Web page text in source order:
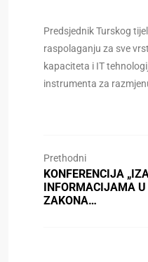
Predsjednik Turskog
raspolaganju za sve
kapaciteta i IT
instrumenta za
Prethodni
KONFERENCIJA
INFORMACIJAMA
ZAKONA…